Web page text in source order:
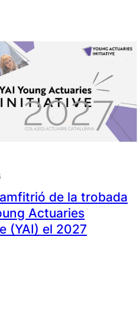
de la trobada
Actuaries
(YAI) el 2027